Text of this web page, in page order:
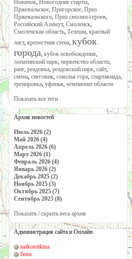
Новичок, Новогодние старты,
Пржевальское, Пригорское, Приз
Пржевальского, Приз смолян-героев,
Российский Азимут, Смоленск,
Смоленская область, Телеши, красный
лист, крепостная стена, кубок
города, кубок освобождения,
лопатинский парк, первенство области,
ранг, реадовка, реадовский парк, сайт,
смена, снеговик, соколья гора, спартакиада,
тренировка, уфинья, чемпионат области
Показать все теги
Архив новостей
Июль 2026 (2)
Май 2026 (4)
Апрель 2026 (6)
Март 2026 (1)
Февраль 2026 (4)
Январь 2026 (2)
Декабрь 2025 (2)
Ноябрь 2025 (3)
Октябрь 2025 (7)
Сентябрь 2025 (8)
Показать / скрыть весь архив
Администрация сайта и Онлайн
natkorotkina
fioru